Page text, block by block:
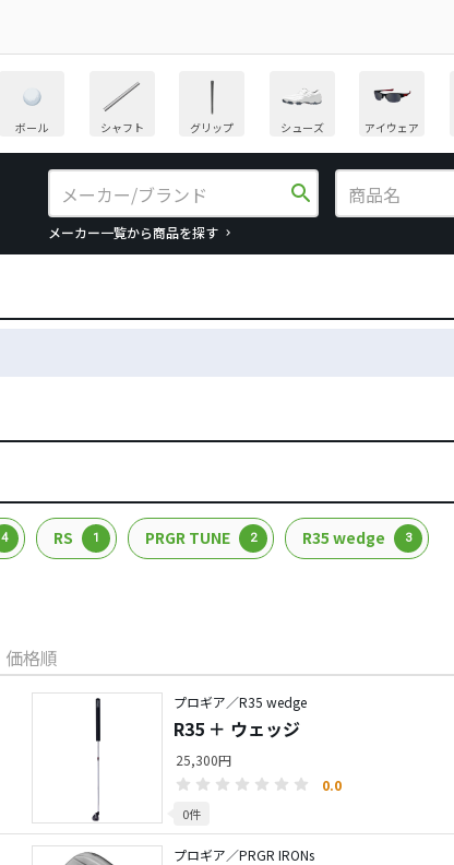
ボール シャフト グリップ シューズ アイウェア
search
メーカー一覧から商品を探す
4 RS 1 PRGR TUNE 2 R35 wedge 3
価格順
プロギア／R35 wedge
R35 ＋ ウェッジ
25,300円
0.0
0件
プロギア／PRGR IRONs